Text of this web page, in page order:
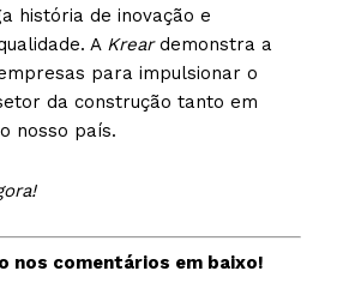
agora!
história de inovação e
A Kreardemonstra a
para impulsionar o
da construção tanto em
nosso país.
nos comentários em baixo!